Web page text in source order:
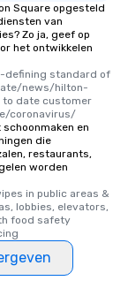
Square opgesteld
van
Zo ja, geef op
het ontwikkelen
defining standard of
news/hilton-
date customer
coronavirus/
en
die
restaurants,
worden
in public areas &
lobbies, elevators,
food safety